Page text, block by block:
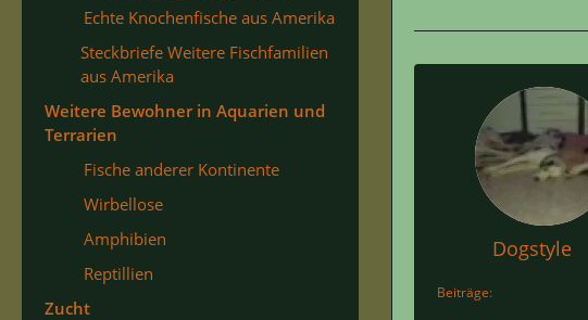
Echte Knochenfische aus Amerika
Steckbriefe Weitere Fischfamilien
aus Amerika
Weitere Bewohner in Aquarien und
Terrarien
Fische anderer Kontinente
Wirbellose
Amphibien
Reptillien
Zucht
Dogstyle
Beiträge